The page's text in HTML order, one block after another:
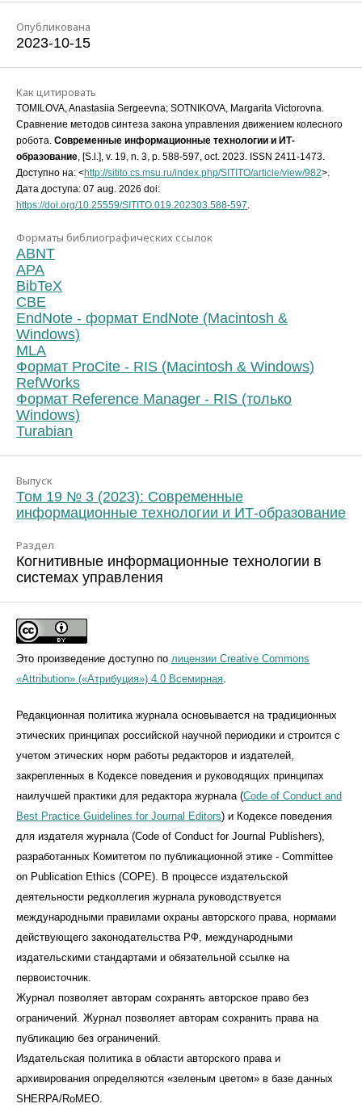
Опубликована
2023-10-15
Как цитировать
TOMILOVA, Anastasiia Sergeevna; SOTNIKOVA, Margarita Victorovna.
Сравнение методов синтеза закона управления движением колесного
робота. Современные информационные технологии и ИТ-
образование, [S.l.], v. 19, n. 3, p. 588-597, oct. 2023. ISSN 2411-1473.
Доступно на: <http://sitito.cs.msu.ru/index.php/SITITO/article/view/982>.
Дата доступа: 07 aug. 2026 doi:
https://doi.org/10.25559/SITITO.019.202303.588-597.
Форматы библиографических ссылок
ABNT
APA
BibTeX
CBE
EndNote - формат EndNote (Macintosh &
Windows)
MLA
Формат ProCite - RIS (Macintosh & Windows)
RefWorks
Формат Reference Manager - RIS (только
Windows)
Turabian
Выпуск
Том 19 № 3 (2023): Современные
информационные технологии и ИТ-образование
Раздел
Когнитивные информационные технологии в
системах управления
Это произведение доступно по лицензии Creative Commons
«Attribution» («Атрибуция») 4.0 Всемирная.
Редакционная политика журнала основывается на традиционных
этических принципах российской научной периодики и строится с
учетом этических норм работы редакторов и издателей,
закрепленных в Кодексе поведения и руководящих принципах
наилучшей практики для редактора журнала (Code of Conduct and
Best Practice Guidelines for Journal Editors) и Кодексе поведения
для издателя журнала (Code of Conduct for Journal Publishers),
разработанных Комитетом по публикационной этике - Committee
on Publication Ethics (COPE). В процессе издательской
деятельности редколлегия журнала руководствуется
международными правилами охраны авторского права, нормами
действующего законодательства РФ, международными
издательскими стандартами и обязательной ссылке на
первоисточник.
Журнал позволяет авторам сохранять авторское право без
ограничений. Журнал позволяет авторам сохранить права на
публикацию без ограничений.
Издательская политика в области авторского права и
архивирования определяются «зеленым цветом» в базе данных
SHERPA/RoMEO.